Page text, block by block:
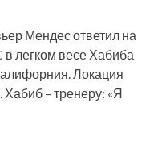
Мендес ответил на
легком весе Хабиба
Локация
Хабиб – тренеру: «Я